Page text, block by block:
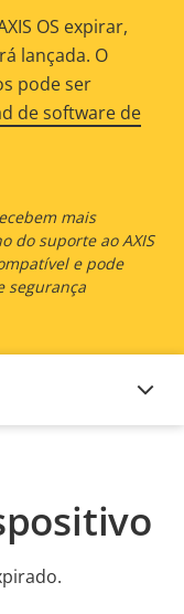
OS expirar,
lançada. O
pode ser
de software de
mais
do suporte ao AXIS
e pode
segurança